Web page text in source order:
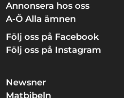
Annonsera hos oss
A-Ö Alla ämnen
Följ oss på Facebook
Följ oss på Instagram
Newsner
Matbibeln